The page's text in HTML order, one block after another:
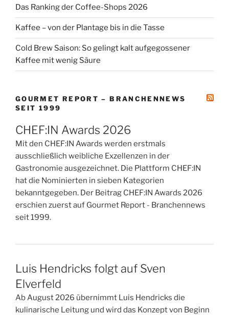
Das Ranking der Coffee-Shops 2026
Kaffee – von der Plantage bis in die Tasse
Cold Brew Saison: So gelingt kalt aufgegossener
Kaffee mit wenig Säure
GOURMET REPORT – BRANCHENNEWS
SEIT 1999
CHEF:IN Awards 2026
Mit den CHEF:IN Awards werden erstmals
ausschließlich weibliche Exzellenzen in der
Gastronomie ausgezeichnet. Die Plattform CHEF:IN
hat die Nominierten in sieben Kategorien
bekanntgegeben. Der Beitrag CHEF:IN Awards 2026
erschien zuerst auf Gourmet Report - Branchennews
seit 1999.
Luis Hendricks folgt auf Sven
Elverfeld
Ab August 2026 übernimmt Luis Hendricks die
kulinarische Leitung und wird das Konzept von Beginn